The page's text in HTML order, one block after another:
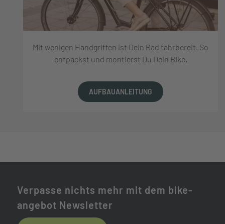
Mit wenigen Handgriffen ist Dein Rad fahrbereit. So
entpackst und montierst Du Dein Bike.
AUFBAUANLEITUNG
Verpasse nichts mehr mit dem bike-
angebot Newsletter